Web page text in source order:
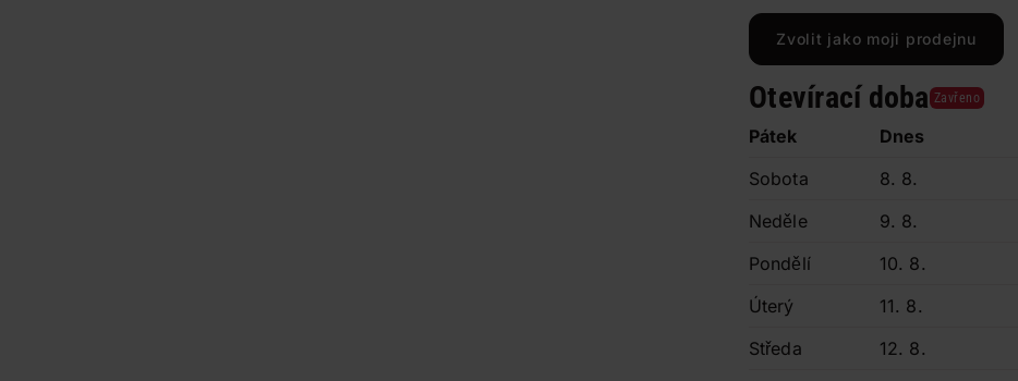
Zvolit jako moji prodejnu
Otevírací doba Zavřeno
Pátek Dnes
Sobota
8. 8.
Neděle
9. 8.
Pondělí
10. 8.
Úterý
11. 8.
Středa
12. 8.